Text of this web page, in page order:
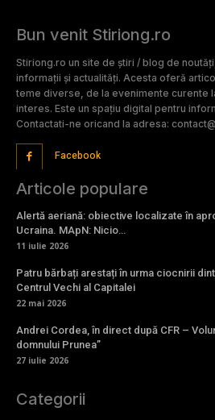
Bun venit Stiriong.ro
Stiriong.ro un site de știri / blog de
informații și actualități. Acesta oferă
teme diverse, de la evenimente curente
interes. Este un spațiu digital pentru
Contactati-ne oricand la adresa:
Facebook
Articole populare
Alertă aeriană: obiective localizate în
Ucraina. MApN: Nicio…
11 iulie 2026
Patru bărbați arestați în urma ciocnirii
Centrul Vechi al Capitalei
22 mai 2026
Andrei Cordea, în direct după CFR –
domnului Prunea”
27 iulie 2026
Categorii